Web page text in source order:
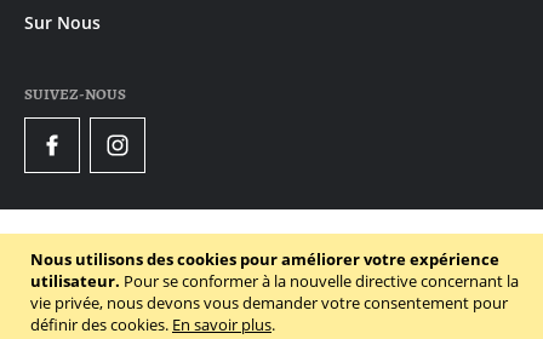
Nous utilisons des cookies pour améliorer votre expérience
utilisateur. Pour se conformer à la nouvelle directive concernant la
vie privée, nous devons vous demander votre consentement pour
définir des cookies. En savoir plus.
Sur Nous
SUIVEZ-NOUS
FacebookInstagram
Declaration de confidentialité
Conditions générales